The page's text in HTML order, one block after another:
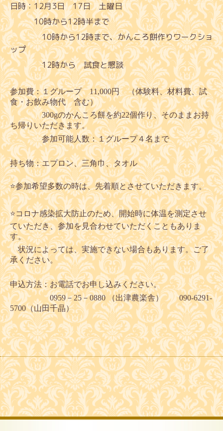
日時：12月3日 17日 土曜日
10時から12時半まで
10時から12時まで、かんころ餅作りワークショ
ップ
12時から 試食と懇談
参加費：１グループ 11,000円 （体験料、材料費、試
食・お飲み物代 含む）
300gのかんころ餅を約22個作り、そのままお持
ち帰りいただきます。
参加可能人数：１グループ４名まで
持ち物：エプロン、三角巾、タオル
⭐️参加希望多数の時は、先着順とさせていただきます。
⭐️コロナ感染拡大防止のため、開始時に体温を測定させ
ていただき、参加を見合わせていただくこともありま
す。
状況によっては、実施できない場合もあります。ご了
承ください。
申込方法：お電話でお申し込みください。
0959－25－0880 （出津農楽舎） 090-6291-
5700（山田千晶）